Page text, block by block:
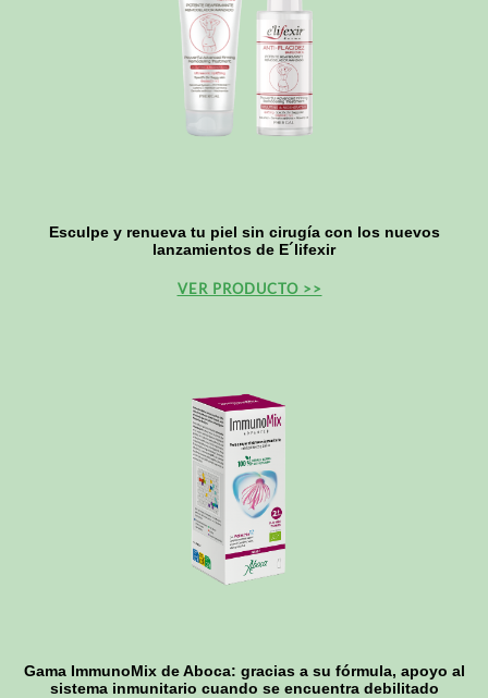
Esculpe y renueva tu piel sin cirugía con los nuevos
lanzamientos de E´lifexir
VER PRODUCTO >>
Gama ImmunoMix de Aboca: gracias a su fórmula, apoyo al
sistema inmunitario cuando se encuentra debilitado